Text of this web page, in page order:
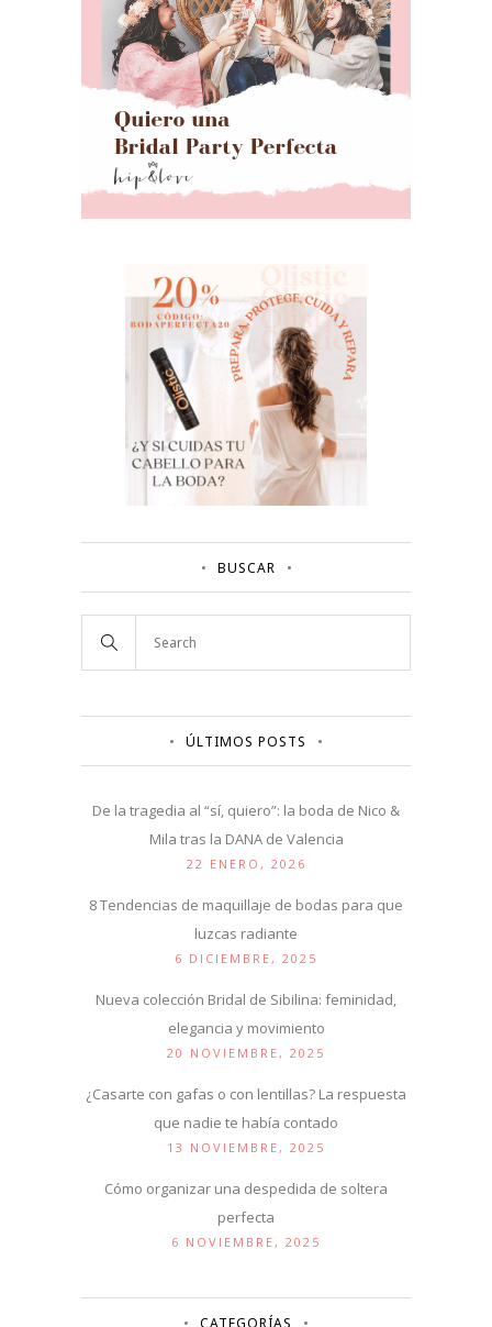
BUSCAR
ÚLTIMOS POSTS
De la tragedia al “sí, quiero”: la boda de Nico &
Mila tras la DANA de Valencia
22 ENERO, 2026
8 Tendencias de maquillaje de bodas para que
luzcas radiante
6 DICIEMBRE, 2025
Nueva colección Bridal de Sibilina: feminidad,
elegancia y movimiento
20 NOVIEMBRE, 2025
¿Casarte con gafas o con lentillas? La respuesta
que nadie te había contado
13 NOVIEMBRE, 2025
Cómo organizar una despedida de soltera
perfecta
6 NOVIEMBRE, 2025